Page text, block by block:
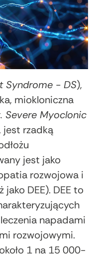
Syndrome - DS),
miokloniczna
Severe Myoclonic
jest rzadką
jest jako
rozwojowa i
DEE). DEE to
napadami
rozwojowymi.
1 na 15 000-